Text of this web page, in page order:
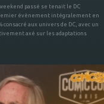
passé se tenait le DC
évènement intégralement en
consacré aux univers de DC, avec un
axé sur les adaptations